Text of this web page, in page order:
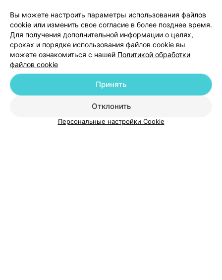
Добавить специалиста
Вы можете настроить параметры использования файлов
cookie или изменить свое согласие в более позднее время.
Для получения дополнительной информации о целях,
сроках и порядке использования файлов cookie вы
можете ознакомиться с нашей Политикой обработки
файлов cookie
Отклонить
Принять
Персональные настройки Cookie